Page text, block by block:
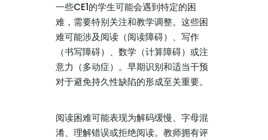
一些CE1的学生可能会遇到特定的困
难，需要特别关注和教学调整。这些困
难可能涉及阅读（阅读障碍）、写作
（书写障碍）、数学（计算障碍）或注
意力（多动症）。早期识别和适当干预
对于避免持久性缺陷的形成至关重要。
阅读困难可能表现为解码缓慢、字母混
淆、理解错误或拒绝阅读。教师拥有评